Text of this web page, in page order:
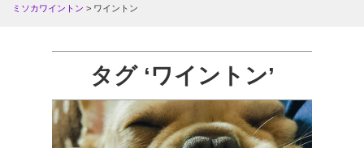
ミソカワイントン > ワイントン
タグ ‘ワイントン’